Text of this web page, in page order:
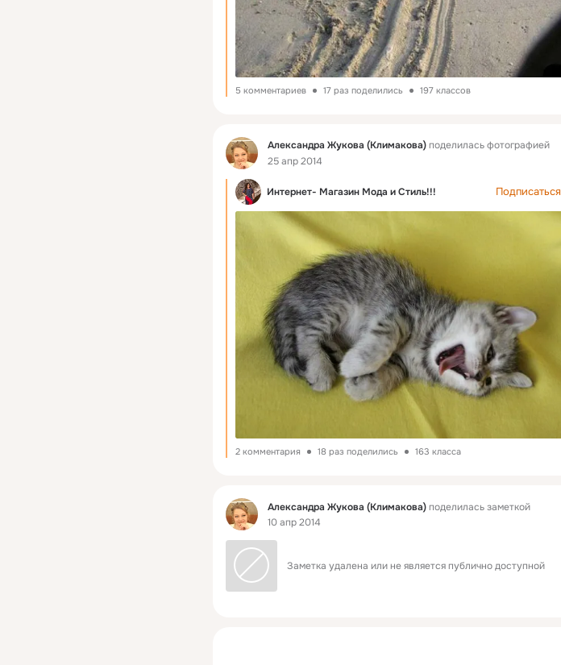
5 комментариев 17 раз поделились 197 классов
Фид Александра Жукова (Климакова)поделилась фотографией
25 апр 2014
Интернет- Магазин Мода и Стиль!!! Подписаться
2 комментария 18 раз поделились 163 класса
Фид Александра Жукова (Климакова)поделилась заметкой
10 апр 2014
Заметка удалена или не является публично доступной